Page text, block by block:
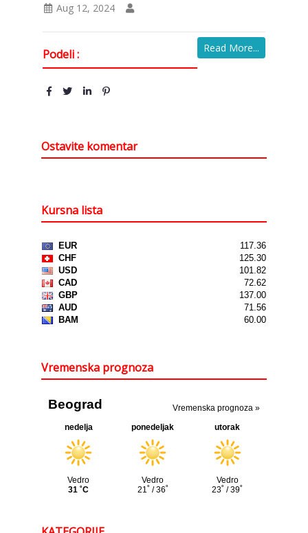
Aug 12, 2024
Read More...
Podeli :
Ostavite komentar
Kursna lista
Vremenska prognoza